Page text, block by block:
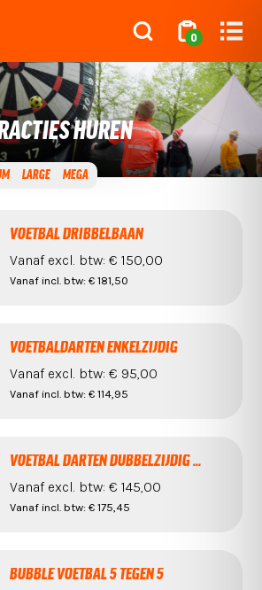
0
HUREN
LARGE MEGA
VOETBAL DRIBBELBAAN
Vanaf excl. btw: € 150,00
Vanaf incl. btw: € 181,50
VOETBALDARTEN ENKELZIJDIG
Vanaf excl. btw: € 95,00
Vanaf incl. btw: € 114,95
VOETBAL DARTEN DUBBELZIJDIG XL
Vanaf excl. btw: € 145,00
Vanaf incl. btw: € 175,45
BUBBLE VOETBAL 5 TEGEN 5